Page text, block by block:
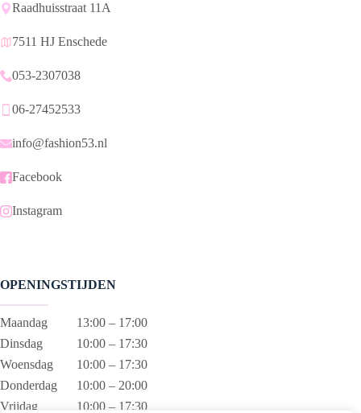
Raadhuisstraat 11A
7511 HJ Enschede
053-2307038
06-27452533
info@fashion53.nl
Facebook
Instagram
OPENINGSTIJDEN
Maandag
13:00 – 17:00
Dinsdag
10:00 – 17:30
Woensdag
10:00 – 17:30
Donderdag
10:00 – 20:00
Vrijdag
10:00 – 17:30